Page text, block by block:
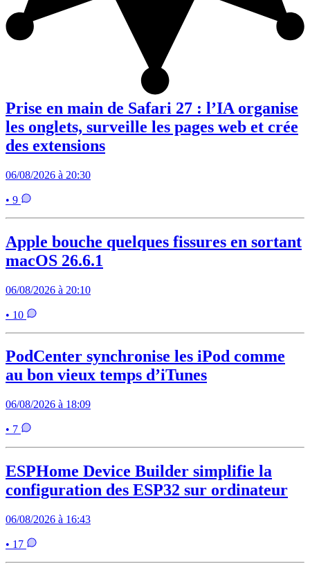
Prise en main de Safari 27 : l’IA organise
les onglets, surveille les pages web et crée
des extensions
06/08/2026 à 20:30
• 9
Apple bouche quelques fissures en sortant
macOS 26.6.1
06/08/2026 à 20:10
• 10
PodCenter synchronise les iPod comme
au bon vieux temps d’iTunes
06/08/2026 à 18:09
• 7
ESPHome Device Builder simplifie la
configuration des ESP32 sur ordinateur
06/08/2026 à 16:43
• 17